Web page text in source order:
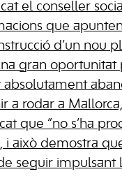
el conseller
que
d’un nou
gran oportunitat
a rodar a
que “no s’ha
això demostra
seguir impulsant